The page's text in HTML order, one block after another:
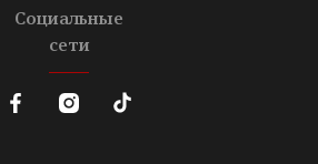
Социальные
сети